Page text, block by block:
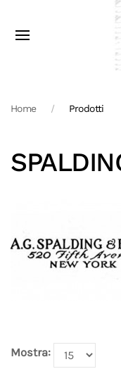
Home Prodotti
Mostra: